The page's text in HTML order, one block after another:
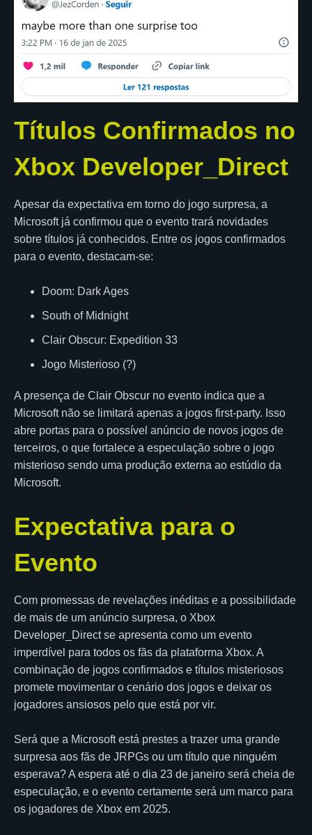
Títulos Confirmados no
Xbox Developer_Direct
Apesar da expectativa em torno do jogo surpresa, a
Microsoft já confirmou que o evento trará novidades
sobre títulos já conhecidos. Entre os jogos confirmados
para o evento, destacam-se:
Doom: Dark Ages
South of Midnight
Clair Obscur: Expedition 33
Jogo Misterioso (?)
A presença de Clair Obscur no evento indica que a
Microsoft não se limitará apenas a jogos first-party. Isso
abre portas para o possível anúncio de novos jogos de
terceiros, o que fortalece a especulação sobre o jogo
misterioso sendo uma produção externa ao estúdio da
Microsoft.
Expectativa para o
Evento
Com promessas de revelações inéditas e a possibilidade
de mais de um anúncio surpresa, o Xbox
Developer_Direct se apresenta como um evento
imperdível para todos os fãs da plataforma Xbox. A
combinação de jogos confirmados e títulos misteriosos
promete movimentar o cenário dos jogos e deixar os
jogadores ansiosos pelo que está por vir.
Será que a Microsoft está prestes a trazer uma grande
surpresa aos fãs de JRPGs ou um título que ninguém
esperava? A espera até o dia 23 de janeiro será cheia de
especulação, e o evento certamente será um marco para
os jogadores de Xbox em 2025.